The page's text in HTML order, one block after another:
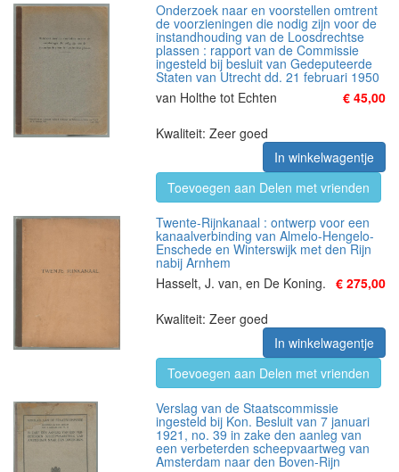
Onderzoek naar en voorstellen omtrent
de voorzieningen die nodig zijn voor de
instandhouding van de Loosdrechtse
plassen : rapport van de Commissie
ingesteld bij besluit van Gedeputeerde
Staten van Utrecht dd. 21 februari 1950
van Holthe tot Echten
€ 45,00
Kwaliteit: Zeer goed
In winkelwagentje
Toevoegen aan Delen met vrienden
Twente-Rijnkanaal : ontwerp voor een
kanaalverbinding van Almelo-Hengelo-
Enschede en Winterswijk met den Rijn
nabij Arnhem
Hasselt, J. van, en De Koning. € 275,00
Kwaliteit: Zeer goed
In winkelwagentje
Toevoegen aan Delen met vrienden
Verslag van de Staatscommissie
ingesteld bij Kon. Besluit van 7 januari
1921, no. 39 in zake den aanleg van
een verbeterden scheepvaartweg van
Amsterdam naar den Boven-Rijn